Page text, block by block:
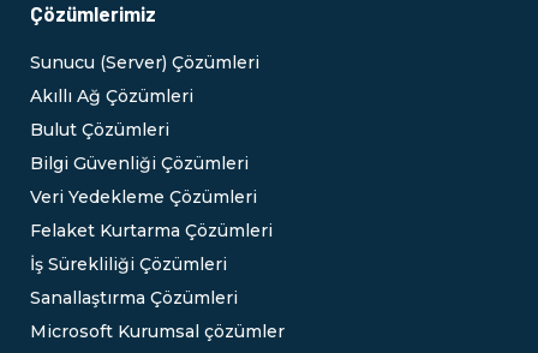
Çözümlerimiz
Sunucu (Server) Çözümleri
Akıllı Ağ Çözümleri
Bulut Çözümleri
Bilgi Güvenliği Çözümleri
Veri Yedekleme Çözümleri
Felaket Kurtarma Çözümleri
İş Sürekliliği Çözümleri
Sanallaştırma Çözümleri
Microsoft Kurumsal çözümler